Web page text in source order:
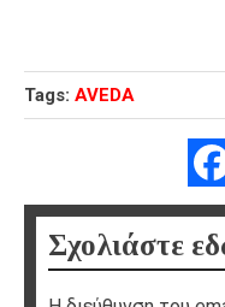
Tags: AVEDA
Σχολιάστε